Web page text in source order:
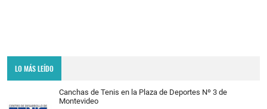
LO MÁS LEÍDO
Canchas de Tenis en la Plaza de Deportes Nº 3 de
Montevideo